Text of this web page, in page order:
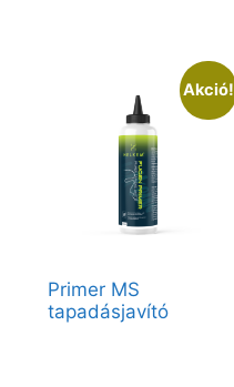
Akció!
Primer MS
tapadásjavító